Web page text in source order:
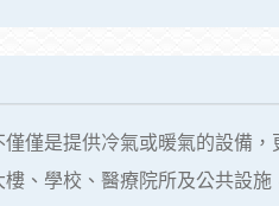
僅是提供冷氣或暖氣的設備
、學校、醫療院所及公共設